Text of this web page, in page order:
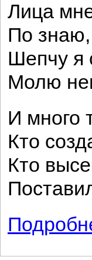
Лица
По знаю,
Шепчу я
Молю
И много
Кто
Кто